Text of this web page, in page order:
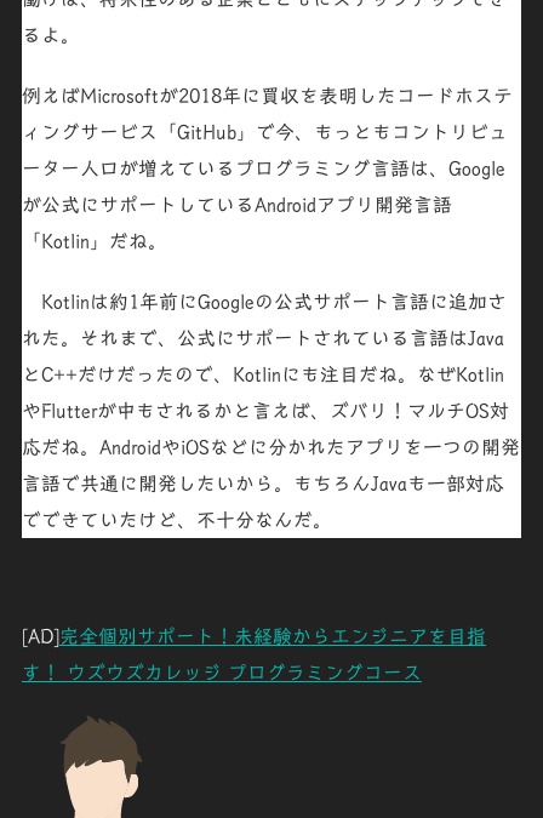
るよ。
例えばMicrosoftが2018年に買収を表明したコードホステ
ィングサービス「 GitHub」で今、もっともコントリビュ
ーター人口が増えているプログラミング言語は、Google
が公式にサポートしているAndroidアプリ開発言語
「 Kotlin 」だね。
Kotlinは約1年前にGoogleの公式サポート言語に追加さ
れた。それまで、公式にサポートされている言語は Java
とC++だけだったので、 Kotlinにも注目だね。なぜKotlin
やFlutterが中もされるかと言えば、ズバリ！マルチOS対
応だね。AndroidやiOSなどに分かれたアプリを一つの開発
言語で共通に開発したいから。もちろんJavaも一部対応
でできていたけど、不十分なんだ。
[AD]完全個別サポート！未経験からエンジニアを目指
す！ ウズウズカレッジ プログラミングコース